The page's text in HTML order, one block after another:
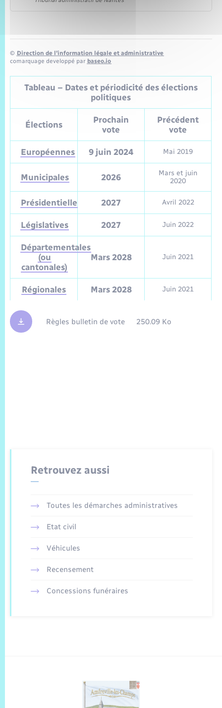
© Direction de l’information légale et administrative
comarquage developpé par baseo.io
Tableau – Dates et périodicité des élections
politiques
Élections
Prochain
vote
Précédent
vote
Européennes 9 juin 2024 Mai 2019
Municipales 2026
Mars et juin
2020
Présidentielle 2027 Avril 2022
Législatives 2027 Juin 2022
Départementales
(ou
cantonales)
Mars 2028 Juin 2021
Régionales Mars 2028 Juin 2021
Règles bulletin de vote 250.09 Ko
Retrouvez aussi
Toutes les démarches administratives
Etat civil
Véhicules
Recensement
Concessions funéraires